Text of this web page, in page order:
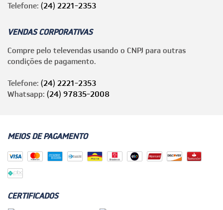
Telefone: (24) 2221-2353
VENDAS CORPORATIVAS
Compre pelo televendas usando o CNPJ para outras
condições de pagamento.
Telefone: (24) 2221-2353
Whatsapp: (24) 97835-2008
MEIOS DE PAGAMENTO
CERTIFICADOS